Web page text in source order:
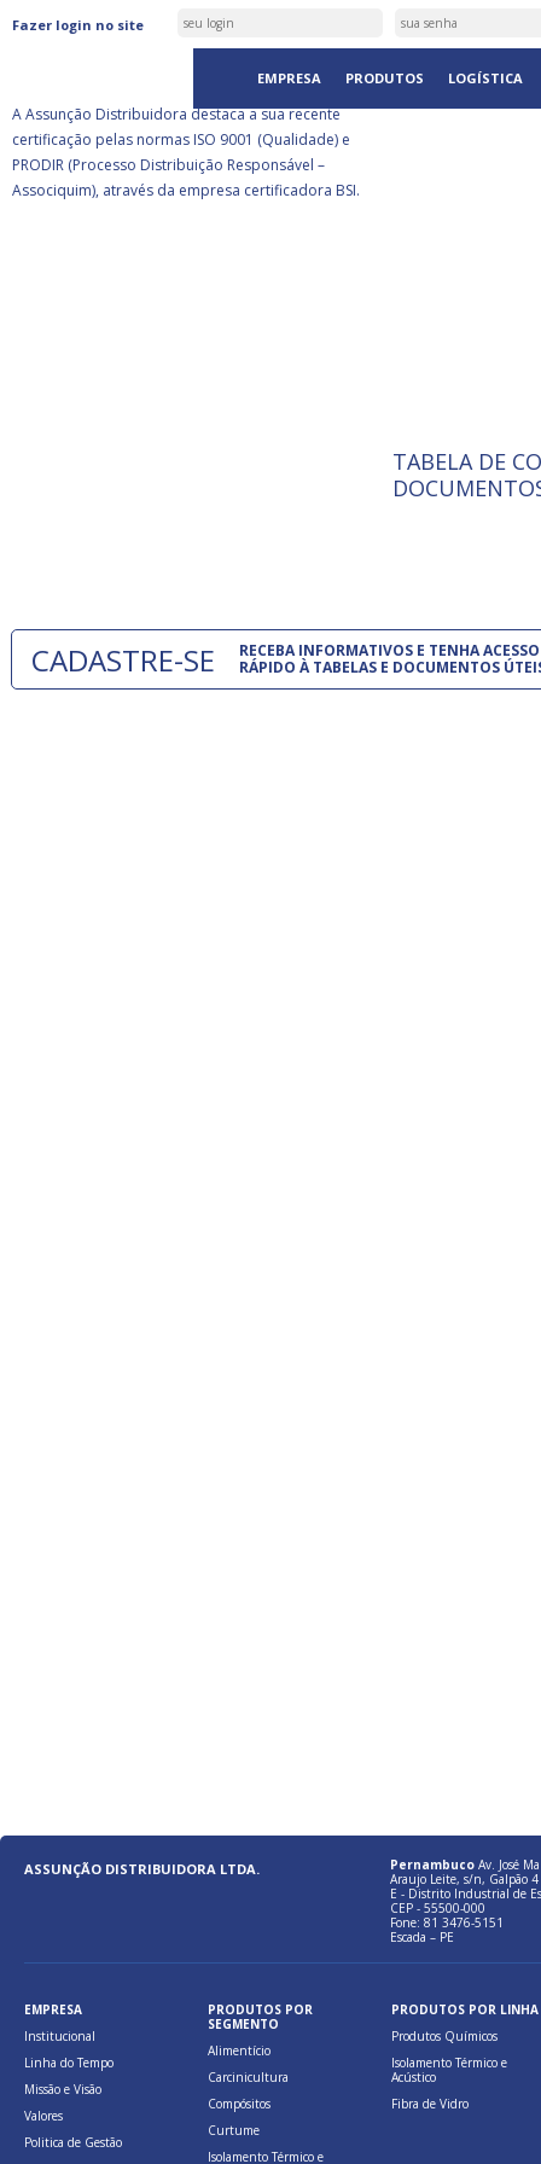
Fazer login no site
EMPRESA PRODUTOS LOGÍSTICA
ASSUNÇÃO DISTRIBUIDORA É
CERTIFICADA PELA BSI
A Assunção Distribuidora destaca a sua recente
certificação pelas normas ISO 9001 (Qualidade) e
PRODIR (Processo Distribuição Responsável –
Associquim), através da empresa certificadora BSI.
ISO 9001:
A
TABELA DE
CADASTRE-SE
RECEBA INFORMATIVOS E TENHA ACESSO
RÁPIDO À TABELAS E DOCUMENTOS
ASSUNÇÃO DISTRIBUIDORA LTDA. Pernambuco Av. José
Araujo Leite, s/n, Galpão 4
E - Distrito Industrial de
CEP - 55500-000
Fone: 81 3476-5151
Escada – PE
EMPRESA
Institucional
Linha do Tempo
Missão e Visão
Valores
Politica de Gestão
PRODUTOS POR
SEGMENTO
Alimentício
Carcinicultura
Compósitos
Curtume
Isolamento Térmico e
PRODUTOS POR LINHA
Produtos Químicos
Isolamento Térmico e
Acústico
Fibra de Vidro